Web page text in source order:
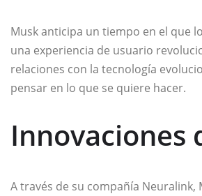
Musk anticipa un tiempo en el que
una experiencia de usuario
relaciones con la tecnología
pensar en lo que se quiere hacer.
Innovaciones
A través de su compañía